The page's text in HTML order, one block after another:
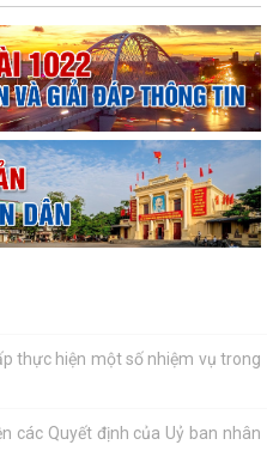
HĐND và UBND xã tuần 1 tháng
thực hiện một số nhiệm vụ trong
các Quyết định của Uỷ ban nhân